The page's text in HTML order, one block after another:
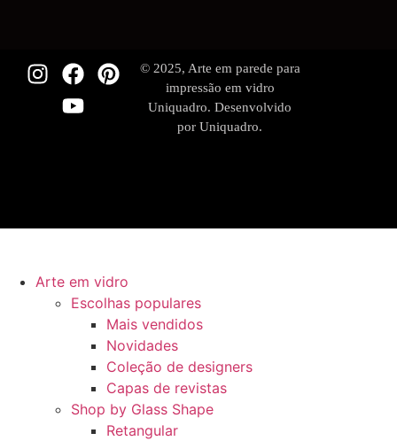
© 2025, Arte em parede para
impressão em vidro
Uniquadro. Desenvolvido
por Uniquadro.
Arte em vidro
Escolhas populares
Mais vendidos
Novidades
Coleção de designers
Capas de revistas
Shop by Glass Shape
Retangular